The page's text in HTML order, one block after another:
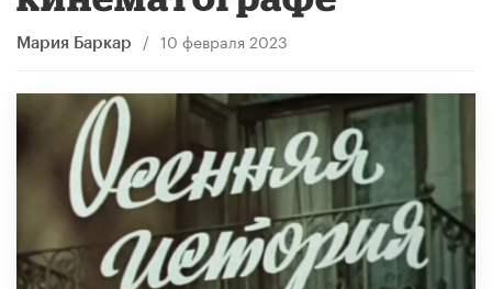
Мария Баркар / 10 февраля 2023